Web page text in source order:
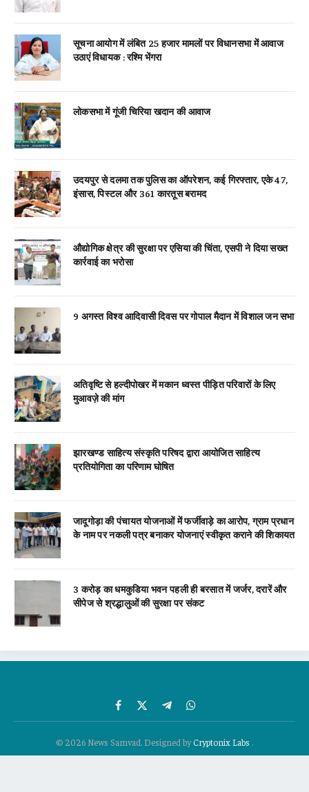
सूचना आयोग में लंबित 25 हजार मामलों पर विधानसभा में आवाज
उठाएं विधायक : रश्मि भेंगरा
लोकसभा में गूंजी चिरिया खदान की आवाज
उदयपुर से दलमा तक पुलिस का ऑपरेशन, कई गिरफ्तार, एके 47,
इंसास, पिस्टल और 361 कारतूस बरामद
औद्योगिक क्षेत्र की सुरक्षा पर एसिया की चिंता, एसपी ने दिया सख्त
कार्रवाई का भरोसा
9 अगस्त विश्व आदिवासी दिवस पर गोपाल मैदान में विशाल जन सभा
अतिवृष्टि से हल्दीपोखर में मकान ध्वस्त पीड़ित परिवारों के लिए
मुआवज़े की मांग
झारखण्ड साहित्य संस्कृति परिषद द्वारा आयोजित साहित्य
प्रतियोगिता का परिणाम घोषित
जादूगोड़ा की पंचायत योजनाओं में फर्जीवाड़े का आरोप, ग्राम प्रधान
के नाम पर नकली पत्र बनाकर योजनाएं स्वीकृत कराने की शिकायत
3 करोड़ का धमकुडिया भवन पहली ही बरसात में जर्जर, दरारें और
सीपेज से श्रद्धालुओं की सुरक्षा पर संकट
Facebook
X
(Twitter)
TelegramWhatsApp
© 2026 News Samvad. Designed byCryptonix Labs .